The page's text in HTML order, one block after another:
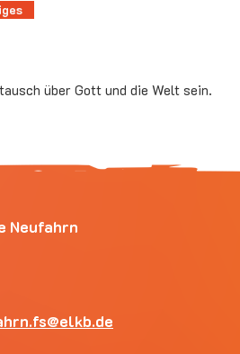
über Gott und die Welt sein.
Neufahrn
elkb.de